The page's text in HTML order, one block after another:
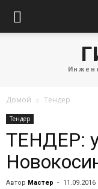
Домой Тендер
Тендер
ТЕНДЕР:
Автор Мастер - 11.09.2016